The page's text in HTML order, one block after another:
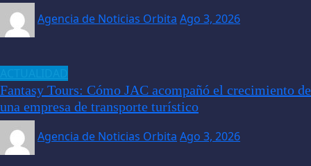
Agencia de Noticias Orbita Ago 3, 2026
Fantasy Tours: Cómo JAC acompañó el crecimiento de
una empresa de transporte turístico
Agencia de Noticias Orbita Ago 3, 2026